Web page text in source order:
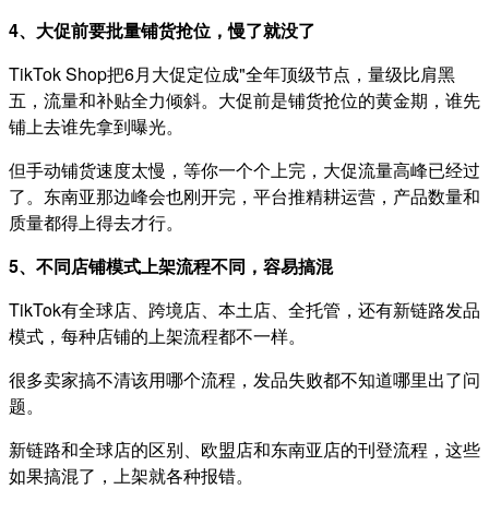
4、大促前要批量铺货抢位，慢了就没了
TikTok Shop把6月大促定位成"全年顶级节点，量级比肩黑
五，流量和补贴全力倾斜。大促前是铺货抢位的黄金期，谁先
铺上去谁先拿到曝光。
但手动铺货速度太慢，等你一个个上完，大促流量高峰已经过
了。东南亚那边峰会也刚开完，平台推精耕运营，产品数量和
质量都得上得去才行。
5、不同店铺模式上架流程不同，容易搞混
TikTok有全球店、跨境店、本土店、全托管，还有新链路发品
模式，每种店铺的上架流程都不一样。
很多卖家搞不清该用哪个流程，发品失败都不知道哪里出了问
题。
新链路和全球店的区别、欧盟店和东南亚店的刊登流程，这些
如果搞混了，上架就各种报错。